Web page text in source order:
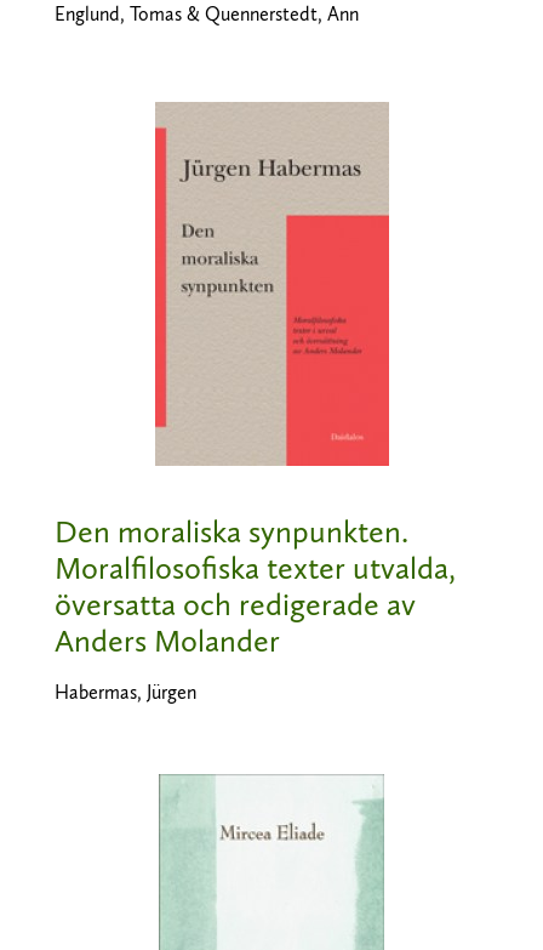
Englund, Tomas & Quennerstedt, Ann
Den moraliska synpunkten.
Moralfilosofiska texter utvalda,
översatta och redigerade av
Anders Molander
Habermas, Jürgen